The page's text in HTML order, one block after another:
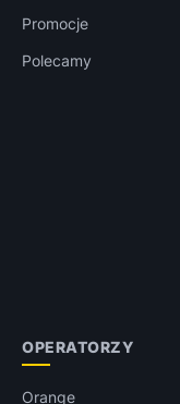
Promocje
Polecamy
OPERATORZY
Orange